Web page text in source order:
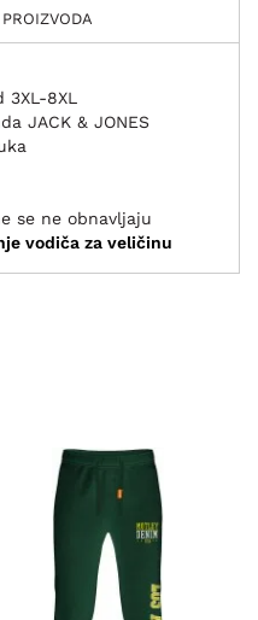
3XL-8XL
JACK & JONES
se ne obnavljaju
vodiča za veličinu